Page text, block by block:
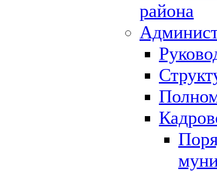
района